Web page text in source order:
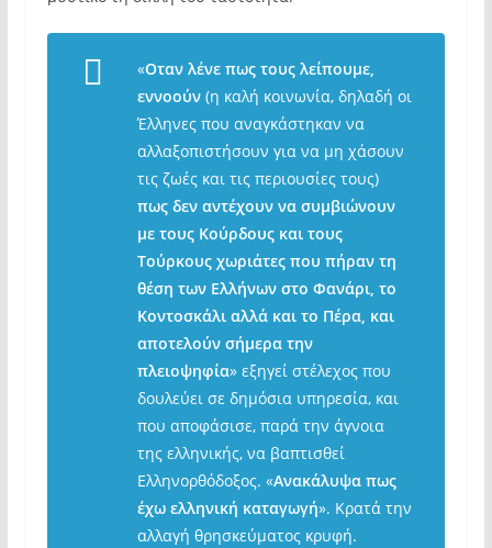
«Οταν λένε πως τους λείπουμε,
εννοούν(η καλή κοινωνία, δηλαδή οι
Έλληνες που αναγκάστηκαν να
αλλαξοπιστήσουν για να μη χάσουν
τις ζωές και τις περιουσίες τους)
πως δεν αντέχουν να συμβιώνουν
με τους Κούρδους και τους
Τούρκους χωριάτες που πήραν τη
θέση των Ελλήνων στο Φανάρι, το
Κοντοσκάλι αλλά και το Πέρα, και
αποτελούν σήμερα την
πλειοψηφία» εξηγεί στέλεχος που
δουλεύει σε δημόσια υπηρεσία, και
που αποφάσισε, παρά την άγνοια
της ελληνικής, να βαπτισθεί
Ελληνορθόδοξος. «Ανακάλυψα πως
έχω ελληνική καταγωγή». Κρατά την
αλλαγή θρησκεύματος κρυφή.